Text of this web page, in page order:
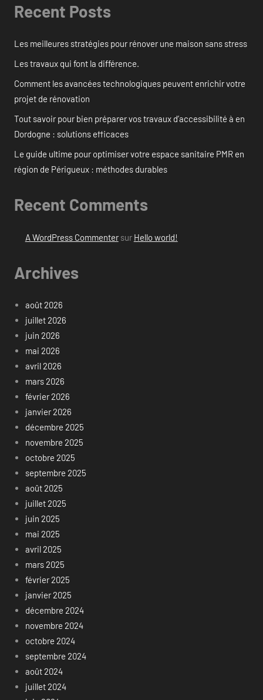
Recent Posts
Les meilleures stratégies pour rénover une maison sans stress
Les travaux qui font la différence.
Comment les avancées technologiques peuvent enrichir votre
projet de rénovation
Tout savoir pour bien préparer vos travaux d’accessibilité à en
Dordogne : solutions efficaces
Le guide ultime pour optimiser votre espace sanitaire PMR en
région de Périgueux : méthodes durables
Recent Comments
A WordPress Commentersur Hello world!
Archives
août 2026
juillet 2026
juin 2026
mai 2026
avril 2026
mars 2026
février 2026
janvier 2026
décembre 2025
novembre 2025
octobre 2025
septembre 2025
août 2025
juillet 2025
juin 2025
mai 2025
avril 2025
mars 2025
février 2025
janvier 2025
décembre 2024
novembre 2024
octobre 2024
septembre 2024
août 2024
juillet 2024